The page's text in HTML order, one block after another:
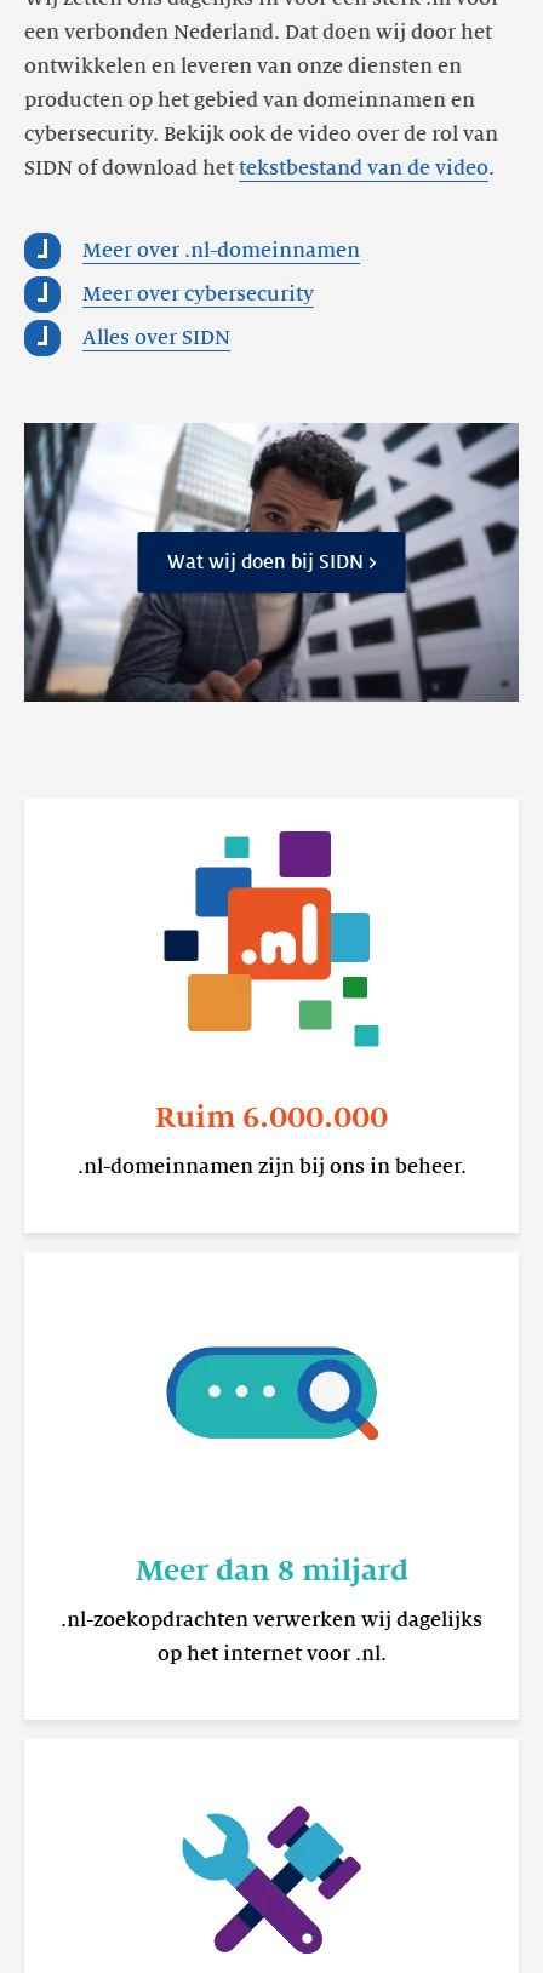
een verbonden Nederland. Dat doen wij door het
ontwikkelen en leveren van onze diensten en
producten op het gebied van domeinnamen en
cybersecurity. Bekijk ook de video over de rol van
SIDN of download het tekstbestand van de video.
Meer over .nl-domeinnamen
Meer over cybersecurity
Alles over SIDN
Wat wij doen bij SIDN >
Ruim 6.000.000
.nl-domeinnamen zijn bij ons in beheer.
Meer dan 8 miljard
.nl-zoekopdrachten verwerken wij dagelijks
op het internet voor .nl.